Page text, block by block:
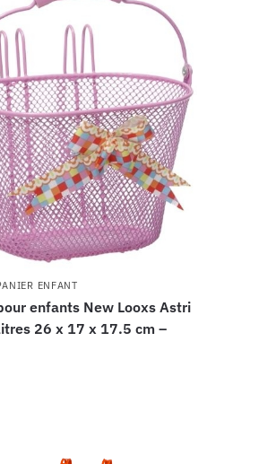
ENFANT
enfants New Looxs Astri
26 x 17 x 17.5 cm –